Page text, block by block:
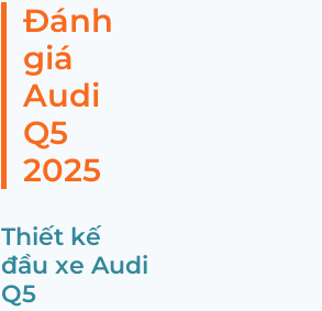
Đánh
giá
Audi
Q5
2025
Thiết kế
đầu xe Audi
Q5